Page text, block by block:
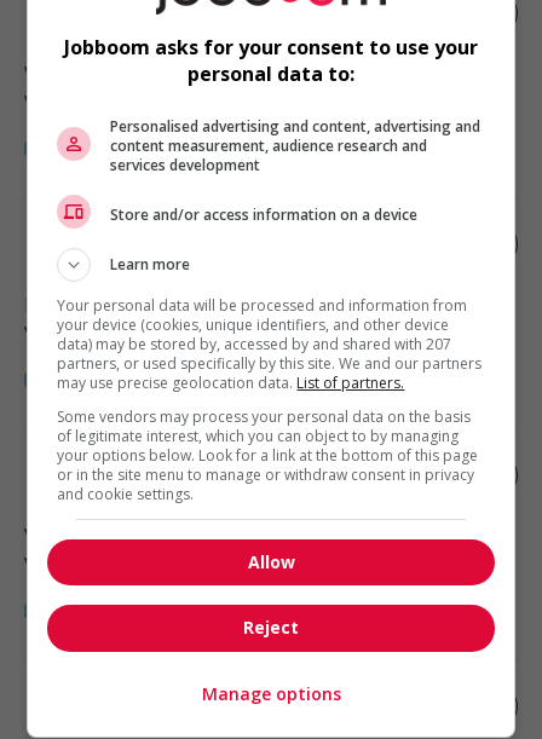
Retail store supervisor
Vernon
Vente, achat et service à la clientèle
Retail store supervisor
Penticton, BC
Vente, achat et service à la clientèle
Retail store supervisor
Vernon, BC
Vente, achat et service à la clientèle
Retail store supervisor
Jobboom asks for your consent to use your
personal data to:
Personalised advertising and content, advertising and
content measurement, audience research and
services development
Store and/or access information on a device
Learn more
Your personal data will be processed and information from
your device (cookies, unique identifiers, and other device
data) may be stored by, accessed by and shared with 207
partners, or used specifically by this site. We and our partners
may use precise geolocation data. List of partners.
Some vendors may process your personal data on the basis
of legitimate interest, which you can object to by managing
your options below. Look for a link at the bottom of this page
or in the site menu to manage or withdraw consent in privacy
and cookie settings.
Allow
Reject
Manage options